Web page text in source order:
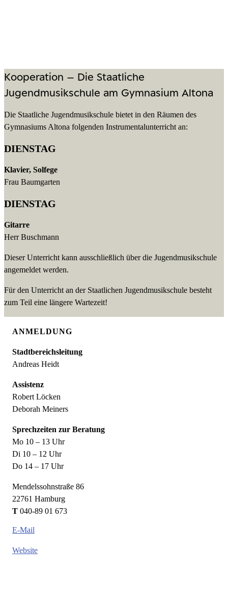
Kooperation – Die Staatliche
Jugendmusikschule am Gymnasium Altona
Die Staatliche Jugendmusikschule bietet in den Räumen des
Gymnasiums Altona folgenden Instrumentalunterricht an:
DIENSTAG
Klavier, Solfege
Frau Baumgarten
DIENSTAG
Gitarre
Herr Buschmann
Dieser Unterricht kann ausschließlich über die Jugendmusikschule
angemeldet werden.
Für den Unterricht an der Staatlichen Jugendmusikschule besteht
zum Teil eine längere Wartezeit!
ANMELDUNG
Stadtbereichsleitung
Andreas Heidt
Assistenz
Robert Löcken
Deborah Meiners
Sprechzeiten zur Beratung
Mo 10 – 13 Uhr
Di 10 – 12 Uhr
Do 14 – 17 Uhr
Mendelssohnstraße 86
22761 Hamburg
T 040-89 01 673
E-Mail
Website